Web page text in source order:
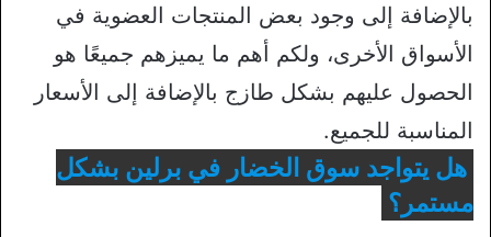
بالإضافة إلى وجود بعض المنتجات العضوية في
الأسواق الأخرى، ولكم أهم ما يميزهم جميعًا هو
الحصول عليهم بشكل طازج بالإضافة إلى الأسعار
المناسبة للجميع.
هل يتواجد سوق الخضار في برلين بشكل
مستمر؟